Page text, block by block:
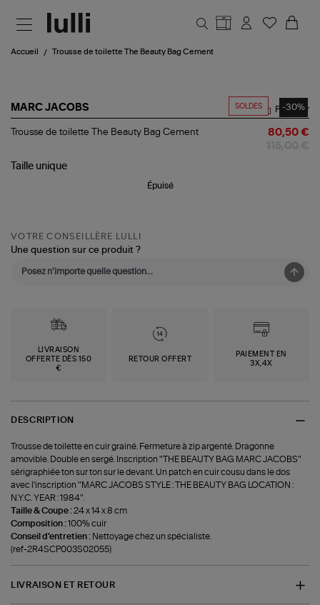
Accueil Trousse de toilette The Beauty Bag Cement
SOLDES -30%
MARC JACOBS
Trousse
The
Partager
Trousse de toilette The Beauty Bag Cement 80,50 €
Taille unique
Épuisé
VOTRE CONSEILLÈRE LULLI
Une question sur ce produit ?
LIVRAISON
OFFERTE DÈS 150
€
RETOUR OFFERT
PAIEMENT EN
3X,4X
DESCRIPTION
Trousse de toilette en cuir grainé. Fermeture à zip argenté. Dragonne
amovible. Double en sergé. Inscription "THE BEAUTY BAG MARC JACOBS"
sérigraphiée ton sur ton sur le devant. Un patch en cuir cousu dans le dos
avec l'inscription "MARC JACOBS STYLE : THE BEAUTY BAG LOCATION :
N.Y.C. YEAR : 1984".
Taille & Coupe :24 x 14 x 8 cm
Composition :100% cuir
Conseil d'entretien : Nettoyage chez un spécialiste.
(ref-2R4SCP003S02055)
LIVRAISON ET RETOUR